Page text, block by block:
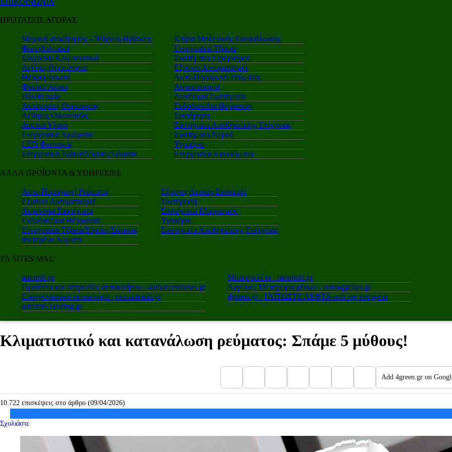
ΕΠΙΚΟΙΝΩΝΙΑ
ΠΡΟΤΑΣΕΙΣ ΑΓΟΡΑΣ
Μηχανή αναζήτησης – Ψάχνεις-Βρίσκεις
Φωτοβολταϊκά
Σύγχρονα Κλιματιστικά
Αντλίες Θερμότητας
Θερμομόνωση
Φυσικό Αέριο
Ηλιοθερμία
Αυτονομίες Θέρμανσης
Λέβητες Οικονομίας
Δομικά Υλικά
Ενεργειακά Χρώματα
LED Φωτισμός
Ενεργειακά Τζάκια/Σόμπες/Σώματα
Κτίρια Μηδενικής Κατανάλωσης
Ενεργειακά Τζάμια
Συστήματα Εξαερισμού
Εξυπνοι Αυτοματισμοί
Αυτο-Παραγωγή Ρεύματος
Αυτοματισμοί
Αυτόνομα Συστήματα
Ενδοδαπέδια Θέρμανση
Συντήρηση
Συστήματα Αποθήκευσης Ενέργειας
Συστήματα Νερού
Υγραέριο
Ενεργειακά Κουφώματα
ΑΛΛΑ ΠΡΟΪΟΝΤΑ & ΥΠΗΡΕΣΙΕΣ
Αυτο-Παραγωγή Ρεύματος
Εξυπνοι Αυτοματισμοί
Αυτόνομα Συστήματα
Ενδοδαπέδια Θέρμανση
Ενεργειακά Τζάκια/Σόμπες/Σώματα
Φυτεμένα Δώματα
Εξυπνες Λευκές Συσκευές
Συντήρηση
Συστήματα Εξαερισμού
Υγραέριο
Συστήματα Αποθήκευσης Ενέργειας
ΤΑ SITES ΜΑΣ
autotriti.gr
Προϊόντα και υπηρεσίες αυτοκινήτου - autoaccessories.gr
Επαγγελματικά αυτοκίνητα - pro.autotriti.gr
autotriti-Touring.gr
Μοτοσικλέτα - mototriti.gr
Αγγελιες Μεταχειρισμένων - autoaggelies.gr
4green.gr - ΓΛΙΤΩΣΤΕ ΛΕΦΤΑ από την ενέργεια
Κλιματιστικό και κατανάλωση ρεύματος: Σπάμε 5 μύθους!
Add 4green.gr on
10.722 επισκέψεις στο άρθρο (09/04/2026)
Σχολιάστε